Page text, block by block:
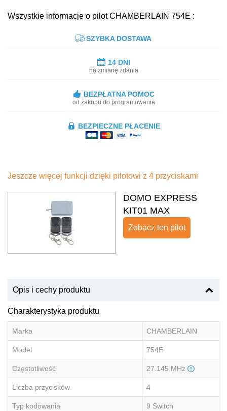
Wszystkie informacje o pilot CHAMBERLAIN 754E :
SZYBKA DOSTAWA
14 DNI
na zmianę zdania
BEZPŁATNA POMOC
od zakupu do programowania
BEZPIECZNE PŁACENIE
Jeszcze więcej funkcji dzięki pilotowi z 4 przyciskami
DOMO EXPRESS
KIT01 MAX
Zobacz ten pilot
Opis i cechy produktu
Charakterystyka produktu
Marka CHAMBERLAIN
Model 754E
Częstotliwość 27.145 MHz
Liczba przycisków 4
Typ kodowania 9 Switch